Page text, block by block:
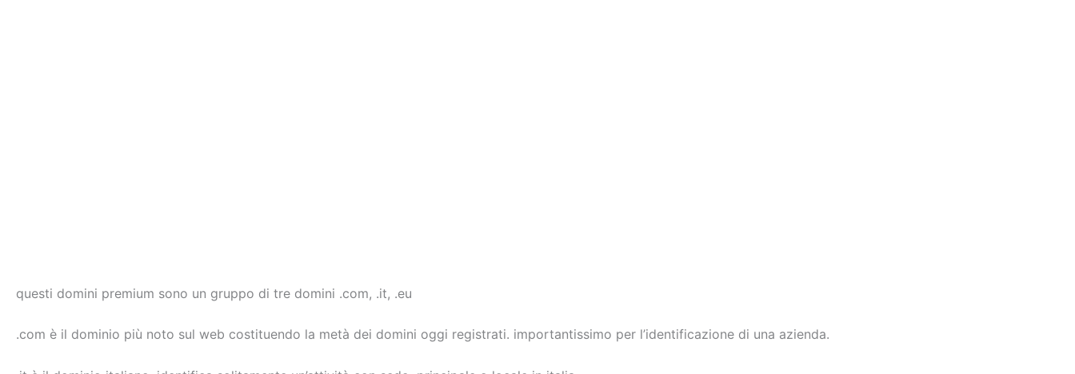
questi domini premium sono un gruppo di tre domini .com, .it, .eu
.com è il dominio più noto sul web costituendo la metà dei domini oggi registrati. importantissimo per l’identificazione di una azienda.